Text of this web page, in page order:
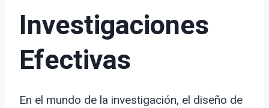
Investigaciones
Efectivas
En el mundo de la investigación, el diseño de